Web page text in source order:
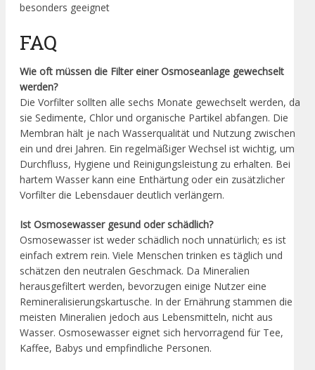
besonders geeignet
FAQ
Wie oft müssen die Filter einer Osmoseanlage gewechselt
werden?
Die Vorfilter sollten alle sechs Monate gewechselt werden, da
sie Sedimente, Chlor und organische Partikel abfangen. Die
Membran hält je nach Wasserqualität und Nutzung zwischen
ein und drei Jahren. Ein regelmäßiger Wechsel ist wichtig, um
Durchfluss, Hygiene und Reinigungsleistung zu erhalten. Bei
hartem Wasser kann eine Enthärtung oder ein zusätzlicher
Vorfilter die Lebensdauer deutlich verlängern.
Ist Osmosewasser gesund oder schädlich?
Osmosewasser ist weder schädlich noch unnatürlich; es ist
einfach extrem rein. Viele Menschen trinken es täglich und
schätzen den neutralen Geschmack. Da Mineralien
herausgefiltert werden, bevorzugen einige Nutzer eine
Remineralisierungskartusche. In der Ernährung stammen die
meisten Mineralien jedoch aus Lebensmitteln, nicht aus
Wasser. Osmosewasser eignet sich hervorragend für Tee,
Kaffee, Babys und empfindliche Personen.